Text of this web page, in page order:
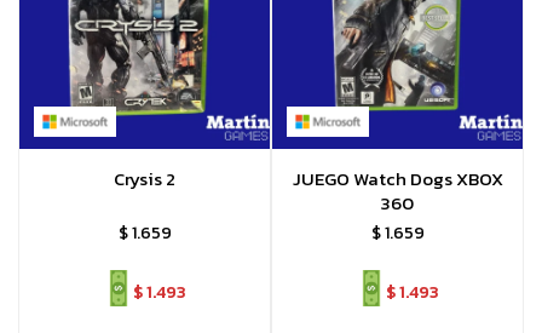
Crysis 2
$1.659
$1.493
JUEGO Watch Dogs XBOX
360
$1.659
$1.493